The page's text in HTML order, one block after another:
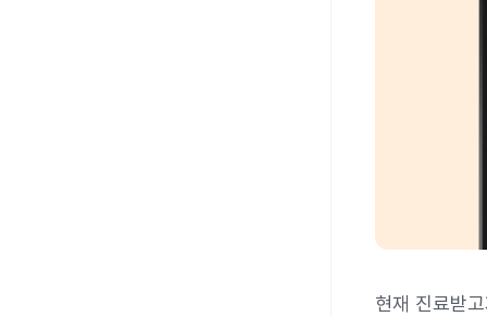
현재 진료받